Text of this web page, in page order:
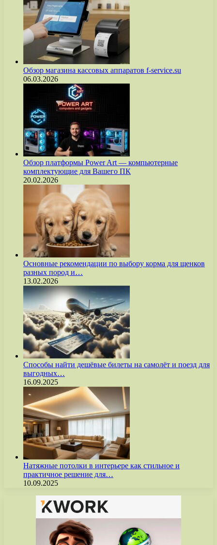
Обзор магазина кассовых аппаратов f-service.su
06.03.2026
Обзор платформы Power Art — компьютерные
комплектующие для Вашего ПК
20.02.2026
Основные рекомендации по выбору корма для щенков
разных пород и…
13.02.2026
Способы найти дешёвые билеты на самолёт и поезд для
выгодных…
16.09.2025
Натяжные потолки в интерьере как стильное и
практичное решение для…
10.09.2025